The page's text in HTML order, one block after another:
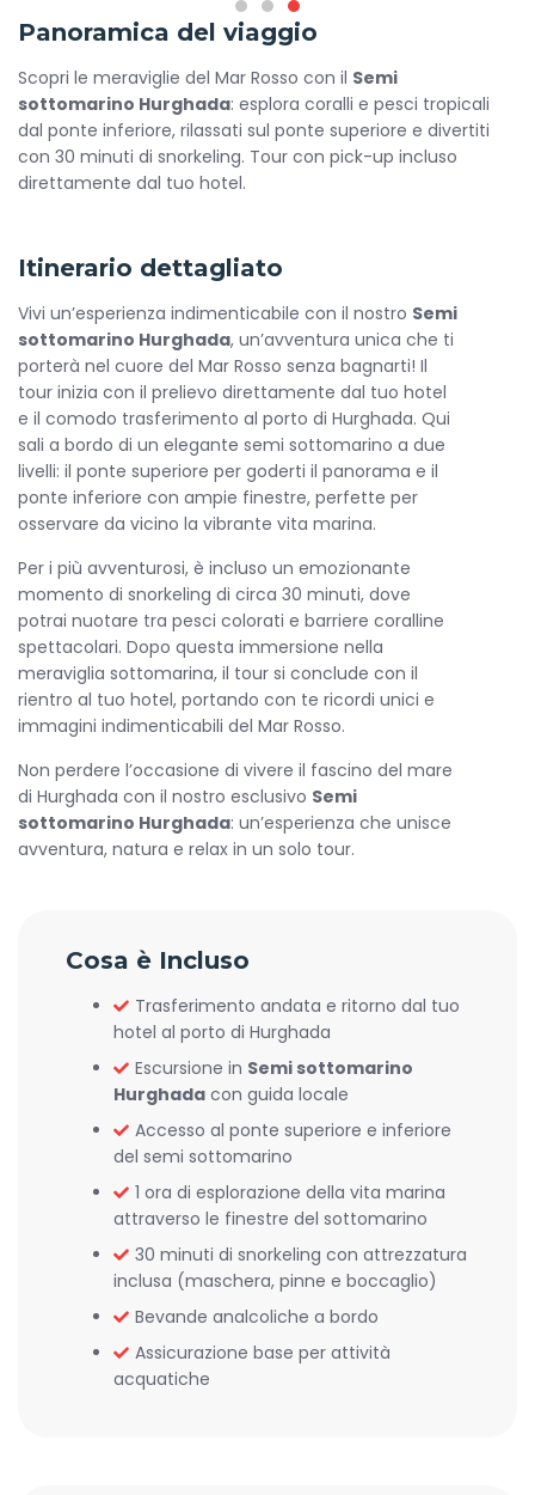
Panoramica del viaggio
Scopri le meraviglie del Mar Rosso con il Semi
sottomarino Hurghada: esplora coralli e pesci tropicali
dal ponte inferiore, rilassati sul ponte superiore e divertiti
con 30 minuti di snorkeling. Tour con pick-up incluso
direttamente dal tuo hotel.
Itinerario dettagliato
Vivi un’esperienza indimenticabile con il nostro Semi
sottomarino Hurghada, un’avventura unica che ti
porterà nel cuore del Mar Rosso senza bagnarti! Il
tour inizia con il prelievo direttamente dal tuo hotel
e il comodo trasferimento al porto di Hurghada. Qui
sali a bordo di un elegante semi sottomarino a due
livelli: il ponte superiore per goderti il panorama e il
ponte inferiore con ampie finestre, perfette per
osservare da vicino la vibrante vita marina.
Per i più avventurosi, è incluso un emozionante
momento di snorkeling di circa 30 minuti, dove
potrai nuotare tra pesci colorati e barriere coralline
spettacolari. Dopo questa immersione nella
meraviglia sottomarina, il tour si conclude con il
rientro al tuo hotel, portando con te ricordi unici e
immagini indimenticabili del Mar Rosso.
Non perdere l’occasione di vivere il fascino del mare
di Hurghada con il nostro esclusivo Semi
sottomarino Hurghada: un’esperienza che unisce
avventura, natura e relax in un solo tour.
Cosa è Incluso
Trasferimento andata e ritorno dal tuo
hotel al porto di Hurghada
Escursione in Semi sottomarino
Hurghada con guida locale
Accesso al ponte superiore e inferiore
del semi sottomarino
1 ora di esplorazione della vita marina
attraverso le finestre del sottomarino
30 minuti di snorkeling con attrezzatura
inclusa (maschera, pinne e boccaglio)
Bevande analcoliche a bordo
Assicurazione base per attività
acquatiche